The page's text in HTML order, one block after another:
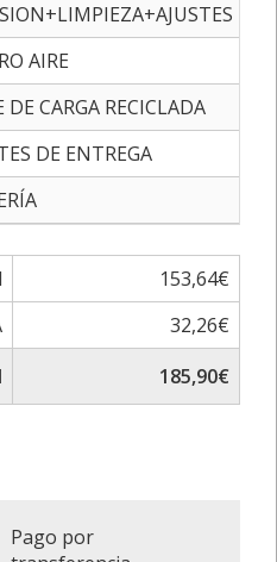
DE
AIRE
DE CARGA RECICLADA
DE ENTREGA
153,64€
32,26€
185,90€
Pago por